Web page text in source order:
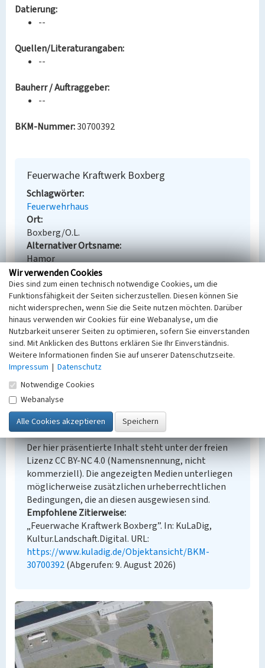
Datierung:
--
Quellen/Literaturangaben:
--
Bauherr / Auftraggeber:
--
BKM-Nummer:30700392
Feuerwache Kraftwerk Boxberg
Schlagwörter
Feuerwehrhaus
Ort
Boxberg/O.L.
Alternativer Ortsname
Hamor
Fachsicht(en)
Denkmalpflege
Erfassungsmaßstab
Keine Angabe
Erfassungsmethode
Übernahme aus externer Fachdatenbank
Historischer Zeitraum
Beginn 1997, Ende 2001
Empfohlene Zitierweise
Urheberrechtlicher Hinweis
Der hier präsentierte Inhalt steht unter der freien
Lizenz CC BY-NC 4.0 (Namensnennung, nicht
kommerziell). Die angezeigten Medien unterliegen
möglicherweise zusätzlichen urheberrechtlichen
Bedingungen, die an diesen ausgewiesen sind.
Empfohlene Zitierweise
„Feuerwache Kraftwerk Boxberg”. In: KuLaDig,
Kultur.Landschaft.Digital. URL:
https://www.kuladig.de/Objektansicht/BKM-
30700392(Abgerufen: 9. August 2026)
Wir verwenden Cookies
Dies sind zum einen technisch notwendige Cookies, um die
Funktionsfähigkeit der Seiten sicherzustellen. Diesen können Sie
nicht widersprechen, wenn Sie die Seite nutzen möchten. Darüber
hinaus verwenden wir Cookies für eine Webanalyse, um die
Nutzbarkeit unserer Seiten zu optimieren, sofern Sie einverstanden
sind. Mit Anklicken des Buttons erklären Sie Ihr Einverständnis.
Weitere Informationen finden Sie auf unserer Datenschutzseite.
Impressum | Datenschutz
Notwendige Cookies
Webanalyse